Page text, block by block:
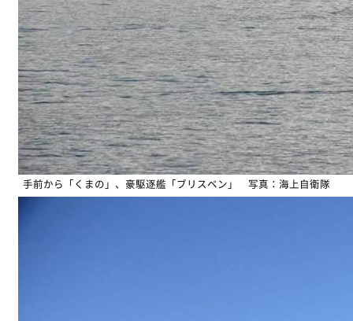
手前から「くまの」、豪駆逐艦「ブリスベン」 写真：海上自衛隊